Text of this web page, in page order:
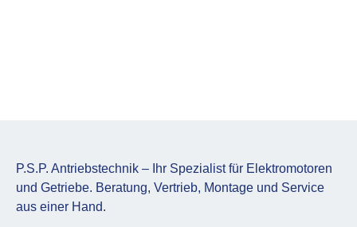
P.S.P. Antriebstechnik – Ihr Spezialist für Elektromotoren
und Getriebe. Beratung, Vertrieb, Montage und Service
aus einer Hand.